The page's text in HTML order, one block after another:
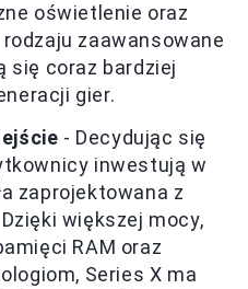
oświetlenie oraz
zaawansowane
się coraz bardziej
gier.
- Decydując się
inwestują w
zaprojektowana z
większej mocy,
RAM oraz
Series X ma